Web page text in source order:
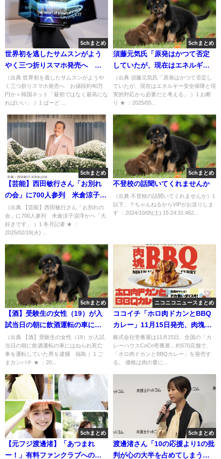
5chまとめ
世界初を逃したサムスンがよう
やく三つ折りスマホ発売へ お
値段約40万円か＝韓国ネット
「最初ではなく最高になればい
い」[3/6] [ばーど★]
（出典 世界初を逃したサムスンがようや
く三つ折りスマホ発売へ お値段約40万
円か＝韓国ネット「最初ではなく最高にな
ればいい」 ）1 ばーど ...
5chまとめ
須藤元気氏「原発はかつて否定
していたが、現在はエネルギー
安全保障と現実的対応から必要
だと考える」 [お断り★]
（出典 須藤元気氏「原発はかつて否定し
ていたが、現在はエネルギー安全保障と現
実的対応から必要だと考える」 ）1 お断
り ★ ：2025/05...
5chまとめ
【芸能】西田敏行さん「お別れ
の会」に700人参列 米倉涼子涙
浮かべ「大好きです」 [冬月記者
★]
（出典 【芸能】西田敏行さん「お別れの
会」に700人参列 米倉涼子涙浮かべ「大
好きです」 ）1 冬月記者 ★ ：
2025/02/18(火) ...
5chまとめ
不登校の話聞いてくれませんか
（出典 不登校の話聞いてくれませんか）1
以下、？ちゃんねるからVIPがお送りしま
す ：2024/10/05(土) 15:24:31.462...
5chまとめ
【酒】受験生の女性（19）が入
試当日の朝に飲酒運転の車には
ねられ死亡 車を運転していた
男を逮捕 福島 [ごまカンパチ
★]
（出典 【酒】受験生の女性（19）が入試
当日の朝に飲酒運転の車にはねられ死亡
車を運転していた男を逮捕 福島 ）1 ご
まカンパチ ★ ：20...
ニコニコニュースまとめ
ココイチ「ホロ肉ドカンとBBQ
カレー」11月15日発売、肉塊を
BBQソースに絡めチェダーチー
ズソースをトッピング、肉塊
LEVEL1～4を展開
株式会社壱番屋は11月15日、全国の「カ
レーハウスCoCo壱番屋」約570店舗で、
「ホロ肉ドカンとBBQカレー」を発売す
る。 価格は肉の量に...
5chまとめ
【元フジ渡邊渚】「あつまれ
ー！」有料ファンクラブへの登
5chまとめ
渡邊渚さん「10の応援より1の批
判が心の大半を占めてしまう」